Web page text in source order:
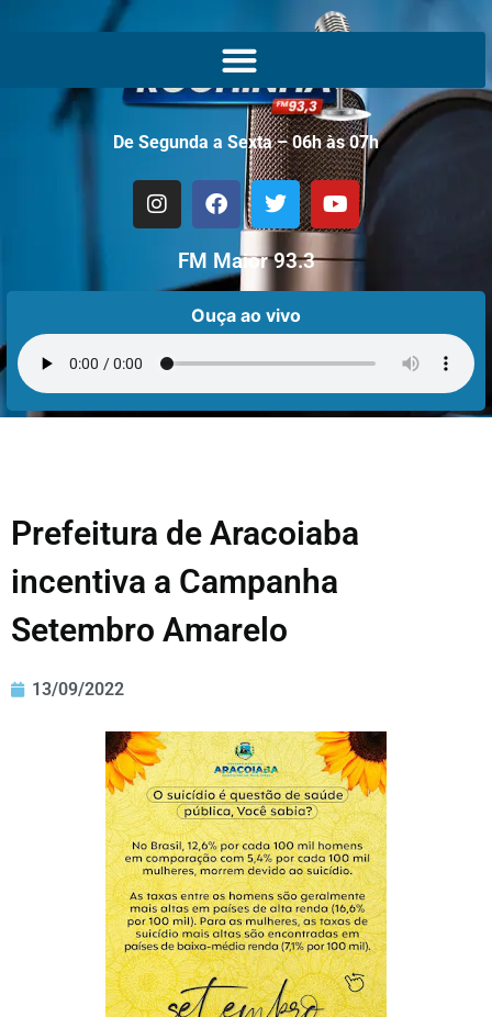
De Segunda a Sexta – 06h às 07h
FM Maior 93.3
Ouça ao vivo
Prefeitura de Aracoiaba
incentiva a Campanha
Setembro Amarelo
13/09/2022